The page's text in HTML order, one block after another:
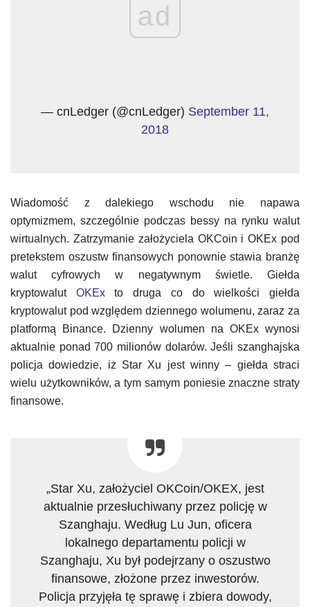
ad
— cnLedger (@cnLedger) September 11,
2018
Wiadomość z dalekiego wschodu nie napawa
optymizmem, szczególnie podczas bessy na rynku walut
wirtualnych. Zatrzymanie założyciela OKCoin i OKEx pod
pretekstem oszustw finansowych ponownie stawia branżę
walut cyfrowych w negatywnym świetle. Giełda
kryptowalut OKExto druga co do wielkości giełda
kryptowalut pod względem dziennego wolumenu, zaraz za
platformą Binance. Dzienny wolumen na OKEx wynosi
aktualnie ponad 700 milionów dolarów. Jeśli szanghajska
policja dowiedzie, iż Star Xu jest winny – giełda straci
wielu użytkowników, a tym samym poniesie znaczne straty
finansowe.
„Star Xu, założyciel OKCoin/OKEX, jest
aktualnie przesłuchiwany przez policję w
Szanghaju. Według Lu Jun, oficera
lokalnego departamentu policji w
Szanghaju, Xu był podejrzany o oszustwo
finansowe, złożone przez inwestorów.
Policja przyjęła tę sprawę i zbiera dowody,